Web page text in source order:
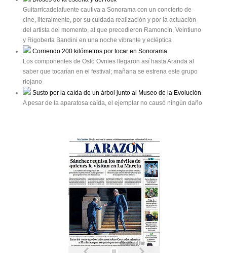
Guitarricadelafuente cautiva a Sonorama con un concierto de
cine, literalmente, por su cuidada realización y por la actuación
del artista del momento, al que precedieron Ramoncín, Veintiuno
y Rigoberta Bandini en una noche vibrante y ecléptica
Corriendo 200 kilómetros por tocar en Sonorama
Los componentes de Oslo Ovnies llegaron así hasta Aranda al
saber que tocarían en el festival; mañana se estrena este grupo
riojano
Susto por la caída de un árbol junto al Museo de la Evolución
A pesar de la aparatosa caída, el ejemplar no causó ningún daño